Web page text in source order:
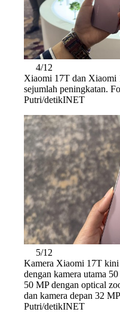
4/12
Xiaomi 17T dan Xiaomi
sejumlah peningkatan.
Putri/detikINET
5/12
Kamera Xiaomi 17T kini
dengan kamera utama
50 MP dengan optical
dan kamera depan 32
Putri/detikINET